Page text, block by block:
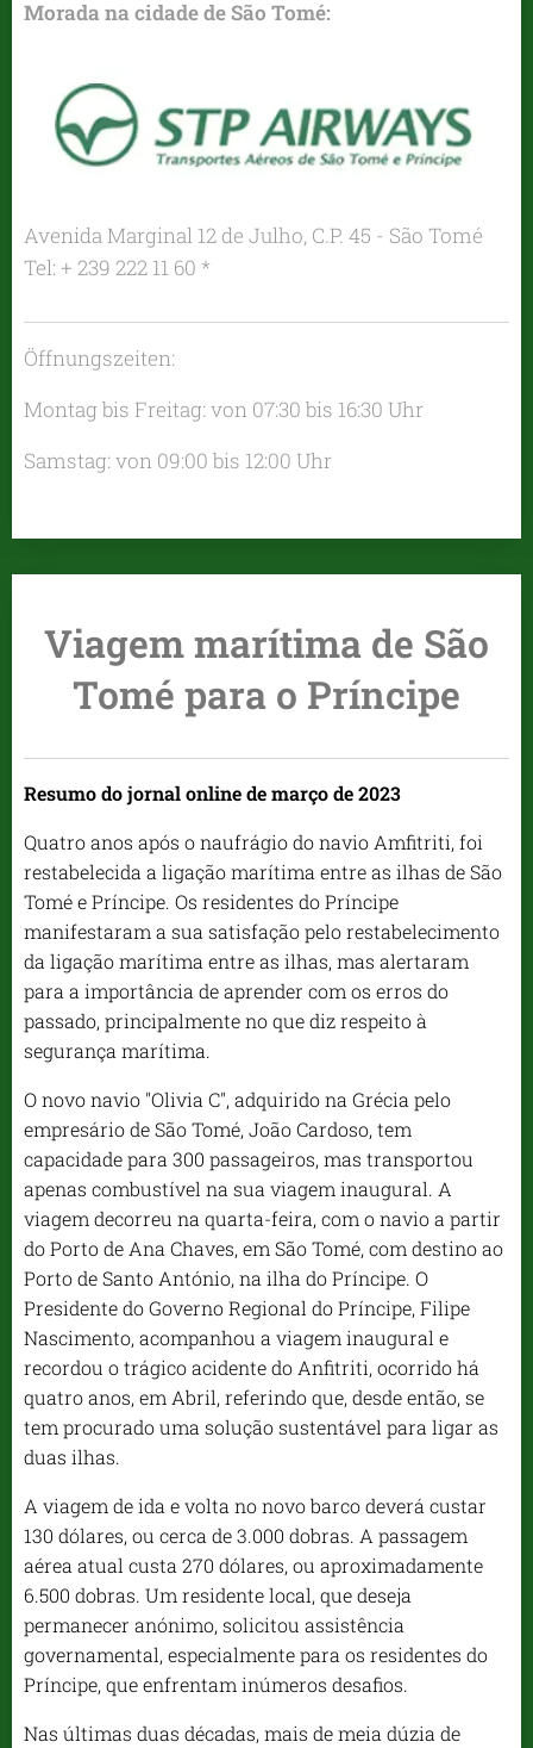
Morada na cidade de São Tomé:
Avenida Marginal 12 de Julho, C.P. 45 - São Tomé
Tel: + 239 222 11 60 *
Öffnungszeiten:
Montag bis Freitag: von 07:30 bis 16:30 Uhr
Samstag: von 09:00 bis 12:00 Uhr
Viagem marítima de São
Tomé para o Príncipe
Resumo do jornal online de março de 2023
Quatro anos após o naufrágio do navio Amfitriti, foi
restabelecida a ligação marítima entre as ilhas de São
Tomé e Príncipe. Os residentes do Príncipe
manifestaram a sua satisfação pelo restabelecimento
da ligação marítima entre as ilhas, mas alertaram
para a importância de aprender com os erros do
passado, principalmente no que diz respeito à
segurança marítima.
O novo navio "Olivia C", adquirido na Grécia pelo
empresário de São Tomé, João Cardoso, tem
capacidade para 300 passageiros, mas transportou
apenas combustível na sua viagem inaugural. A
viagem decorreu na quarta-feira, com o navio a partir
do Porto de Ana Chaves, em São Tomé, com destino ao
Porto de Santo António, na ilha do Príncipe. O
Presidente do Governo Regional do Príncipe, Filipe
Nascimento, acompanhou a viagem inaugural e
recordou o trágico acidente do Anfitriti, ocorrido há
quatro anos, em Abril, referindo que, desde então, se
tem procurado uma solução sustentável para ligar as
duas ilhas.
A viagem de ida e volta no novo barco deverá custar
130 dólares, ou cerca de 3.000 dobras. A passagem
aérea atual custa 270 dólares, ou aproximadamente
6.500 dobras. Um residente local, que deseja
permanecer anónimo, solicitou assistência
governamental, especialmente para os residentes do
Príncipe, que enfrentam inúmeros desafios.
Nas últimas duas décadas, mais de meia dúzia de